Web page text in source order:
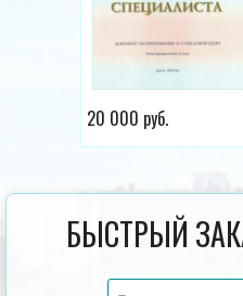
20 000 руб.
БЫСТРЫЙ